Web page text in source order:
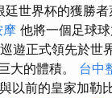
廷世界杯的獲勝
摩 他將一個足球
遊正式領先於世
大的體積。 台中
以前的皇家加勒